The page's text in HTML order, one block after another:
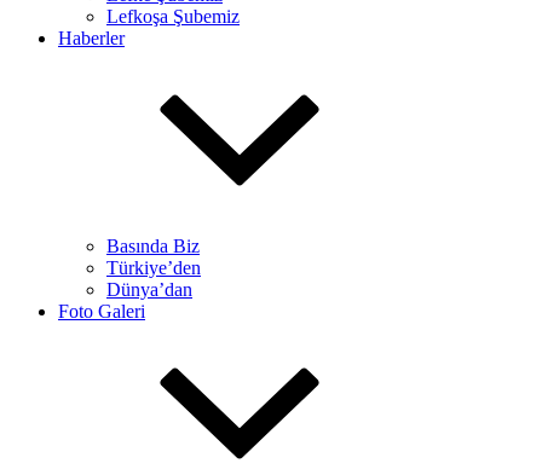
Lefkoşa Şubemiz
Haberler
Basında Biz
Türkiye’den
Dünya’dan
Foto Galeri